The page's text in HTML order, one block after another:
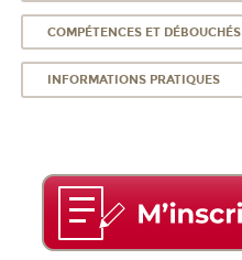
COMPÉTENCES ET DÉBOUCHÉS
INFORMATIONS PRATIQUES